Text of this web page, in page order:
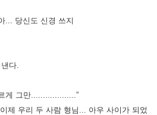
... 당신도 신경 쓰지
다.
게 그만...................”
제 우리 두 사람 형님... 아우 사이가 되었